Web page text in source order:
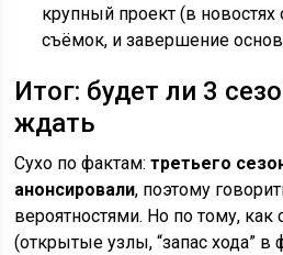
крупный проект (в новостях
съёмок, и завершение
Итог: будет ли 3
ждать
Сухо по фактам:третьего
анонсировали, поэтому
вероятностями. Но по тому, как
(открытые узлы, “запас хода” в